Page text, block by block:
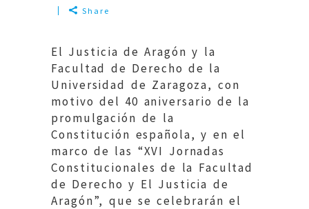
Share
El Justicia de Aragón y la
Facultad de Derecho de la
Universidad de Zaragoza, con
motivo del 40 aniversario de la
promulgación de la
Constitución española, y en el
marco de las “XVI Jornadas
Constitucionales de la Facultad
de Derecho y El Justicia de
Aragón”, que se celebrarán el